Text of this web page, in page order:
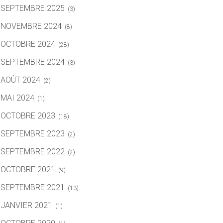
SEPTEMBRE 2025 (3)
NOVEMBRE 2024 (8)
OCTOBRE 2024 (28)
SEPTEMBRE 2024 (3)
AOÛT 2024 (2)
MAI 2024 (1)
OCTOBRE 2023 (18)
SEPTEMBRE 2023 (2)
SEPTEMBRE 2022 (2)
OCTOBRE 2021 (9)
SEPTEMBRE 2021 (13)
JANVIER 2021 (1)